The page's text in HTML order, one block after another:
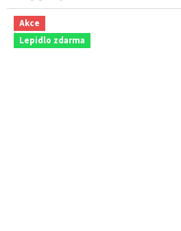
Akce
Lepidlo zdarma